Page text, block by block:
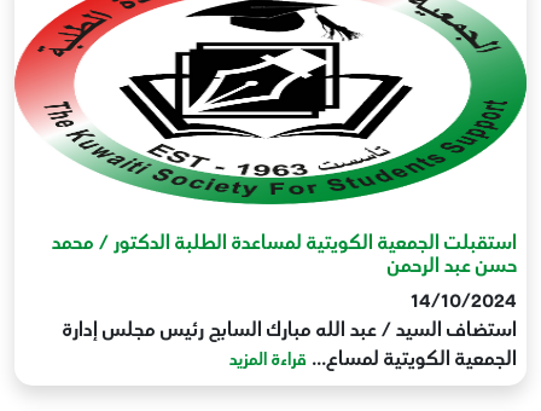
استقبلت الجمعية الكويتية لمساعدة الطلبة الدكتور / محمد
حسن عبد الرحمن
14/10/2024
استضاف السيد / عبد الله مبارك السابج رئيس مجلس إدارة
الجمعية الكويتية لمساع... قراءة المزيد